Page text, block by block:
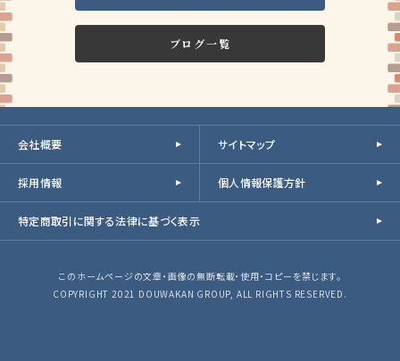
ブログ一覧
会社概要 サイトマップ
採用情報 個人情報保護方針
特定商取引に関する法律に基づく表示
このホームページの文章・画像の無断転載・使用・コピーを禁じます。
COPYRIGHT 2021 DOUWAKAN GROUP, ALL RIGHTS RESERVED.